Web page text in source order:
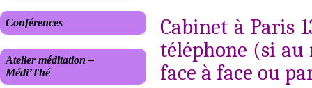
Cabinet à Paris
téléphone (si
face à face ou
Conférences
Atelier méditation –
Médi’Thé